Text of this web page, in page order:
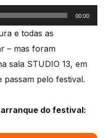
00:00
e todas as
– mas foram
sala STUDIO 13, em
passam pelo festival.
do festival: